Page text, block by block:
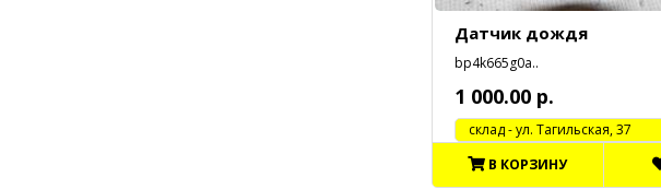
Датчик дождя
bp4k665g0a..
1 000.00 р.
cклад - ул. Тагильская, 37
В КОРЗИНУ